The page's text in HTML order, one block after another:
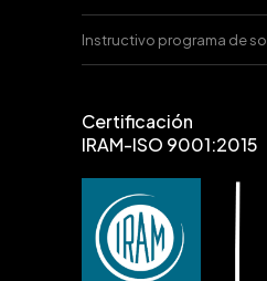
Instructivo programa de
Certificación
IRAM-ISO 9001:2015